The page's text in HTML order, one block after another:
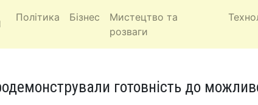
Політика Бізнес
Мистецтво та
розваги
готовність до